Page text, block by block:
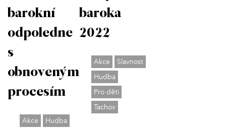
barokní
odpoledne
s
obnoveným
procesím
Akce
Hudba
baroka
2022
Akce
Slavnost
Hudba
Pro děti
Tachov